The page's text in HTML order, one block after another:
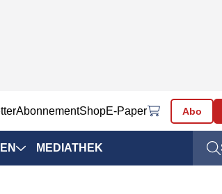
AbonnementShopE-Paper Abo
MEDIATHEK